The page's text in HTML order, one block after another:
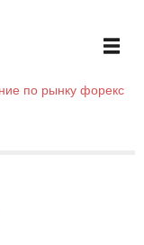
по рынку форекс